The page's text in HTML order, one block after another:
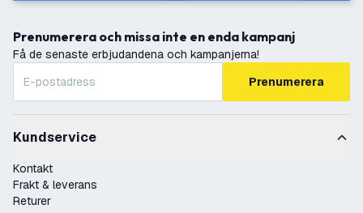
Prenumerera och missa inte en enda kampanj
Få de senaste erbjudandena och kampanjerna!
Prenumerera
Kundservice
Kontakt
Frakt & leverans
Returer